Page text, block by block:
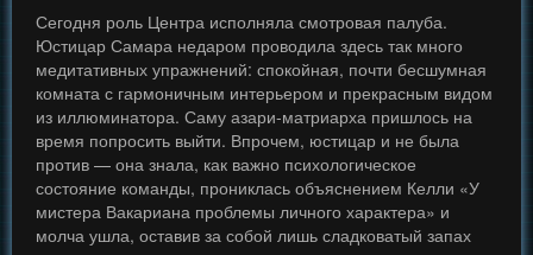
Сегодня роль Центра исполняла смотровая палуба.
Юстицар Самара недаром проводила здесь так много
медитативных упражнений: спокойная, почти бесшумная
комната с гармоничным интерьером и прекрасным видом
из иллюминатора. Саму азари-матриарха пришлось на
время попросить выйти. Впрочем, юстицар и не была
против — она знала, как важно психологическое
состояние команды, прониклась объяснением Келли «У
мистера Вакариана проблемы личного характера» и
молча ушла, оставив за собой лишь сладковатый запах